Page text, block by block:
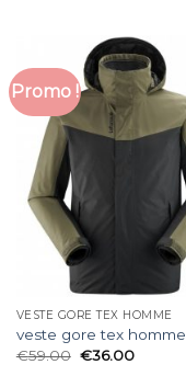
Promo !
VESTE GORE TEX HOMME
veste gore tex homme
€59.00 €36.00